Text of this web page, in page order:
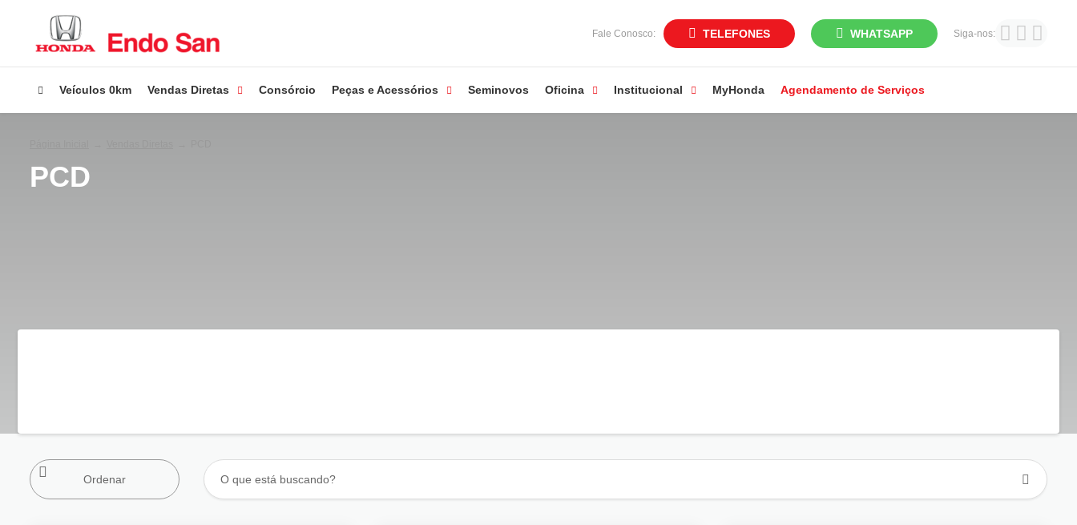
Fale Conosco: TELEFONES WHATSAPP Siga-nos:
Veículos 0km Vendas Diretas Consórcio Peças e Acessórios Seminovos Oficina Institucional MyHonda Agendamento de Serviços
PCD
Ordenar